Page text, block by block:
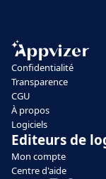
Confidentialité
Transparence
CGU
À propos
Logiciels
Editeurs de
Mon compte
Centre d'aide